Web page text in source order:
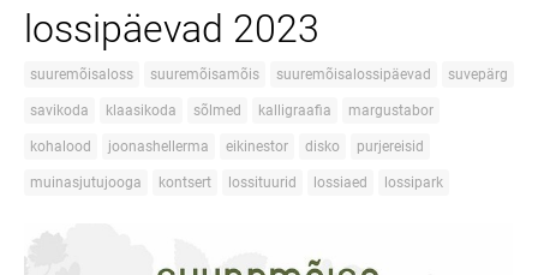
lossipäevad 2023
suuremõisaloss suuremõisamõis suuremõisalossipäevad suvepärg
savikoda klaasikoda sõlmed kalligraafia margustabor
kohalood joonashellerma eikinestor disko purjereisid
muinasjutujooga kontsert lossituurid lossiaed lossipark